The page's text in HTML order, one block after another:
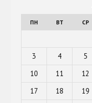
ПН ВТ СР
3
4 5
10
11 12
17
18 19